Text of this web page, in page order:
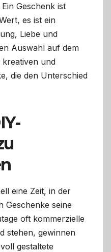
Geschenk ist
es ist ein
Liebe und
Auswahl auf dem
kreativen und
die den Unterschied
eine Zeit, in der
Geschenke seine
oft kommerzielle
stehen, gewinnen
gestaltete